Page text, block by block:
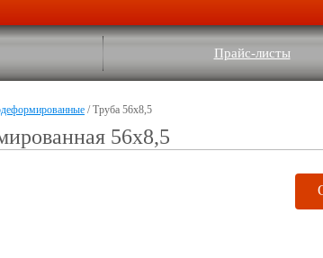
Прайс-листы
/ Труба 56x8,5
56x8,5